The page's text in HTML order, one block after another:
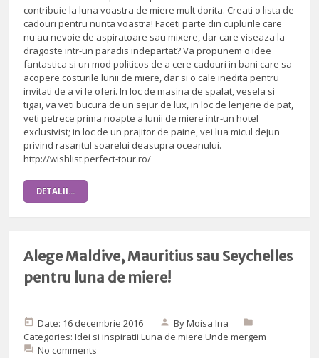
contribuie la luna voastra de miere mult dorita. Creati o lista de
cadouri pentru nunta voastra! Faceti parte din cuplurile care
nu au nevoie de aspiratoare sau mixere, dar care viseaza la
dragoste intr-un paradis indepartat? Va propunem o idee
fantastica si un mod politicos de a cere cadouri in bani care sa
acopere costurile lunii de miere, dar si o cale inedita pentru
invitati de a vi le oferi. In loc de masina de spalat, vesela si
tigai, va veti bucura de un sejur de lux, in loc de lenjerie de pat,
veti petrece prima noapte a lunii de miere intr-un hotel
exclusivist; in loc de un prajitor de paine, vei lua micul dejun
privind rasaritul soarelui deasupra oceanului.
http://wishlist.perfect-tour.ro/
DETALII...
Alege Maldive, Mauritius sau Seychelles
pentru luna de miere!
Date: 16 decembrie 2016 ByMoisa Ina
Categories:Idei si inspiratii Luna de miere Unde mergem
No comments